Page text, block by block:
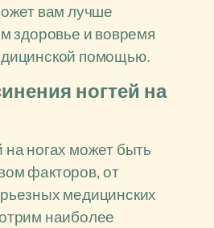
вам лучше
здоровье и вовремя
помощью.
ногтей на
ногах может быть
факторов, от
медицинских
наиболее